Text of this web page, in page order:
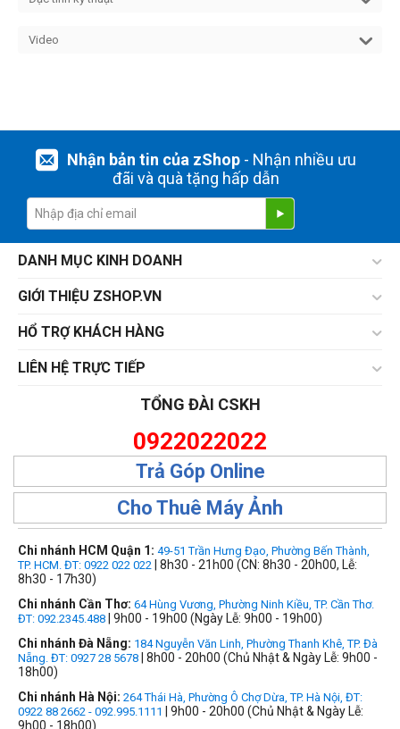
Video
Nhận bản tin của zShop- Nhận nhiều ưu
đãi và quà tặng hấp dẫn
DANH MỤC KINH DOANH
GIỚI THIỆU ZSHOP.VN
HỔ TRỢ KHÁCH HÀNG
LIÊN HỆ TRỰC TIẾP
TỔNG ĐÀI CSKH
0922022022
Trả Góp Online
Cho Thuê Máy Ảnh
Chi nhánh HCM Quận 1: 49-51 Trần Hưng Đạo, Phường Bến Thành,
TP. HCM. ĐT: 0922 022 022 | 8h30 - 21h00 (CN: 8h30 - 20h00, Lễ:
8h30 - 17h30)
Chi nhánh Cần Thơ: 64 Hùng Vương, Phường Ninh Kiều, TP. Cần Thơ.
ĐT: 092.2345.488 | 9h00 - 19h00 (Ngày Lễ: 9h00 - 19h00)
Chi nhánh Đà Nẵng: 184 Nguyễn Văn Linh, Phường Thanh Khê, TP. Đà
Nẵng. ĐT: 0927 28 5678 | 8h00 - 20h00 (Chủ Nhật & Ngày Lễ: 9h00 -
18h00)
Chi nhánh Hà Nội: 264 Thái Hà, Phường Ô Chợ Dừa, TP. Hà Nội, ĐT:
0922 88 2662 - 092.995.1111
| 9h00 - 20h00 (Chủ Nhật & Ngày Lễ:
9h00 - 18h00)